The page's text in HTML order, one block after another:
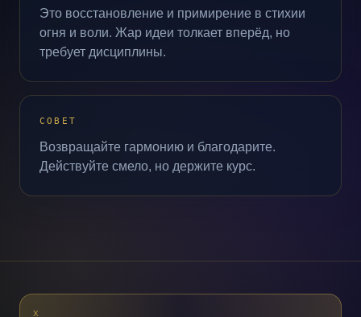
Это восстановление и примирение в стихии
огня и воли. Жар идеи толкает вперёд, но
требует дисциплины.
СОВЕТ
Возвращайте гармонию и благодарите.
Действуйте смело, но держите курс.
X